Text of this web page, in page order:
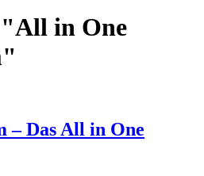
"All in One
– Das All in One